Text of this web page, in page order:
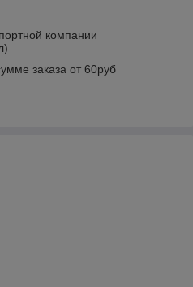
компании
заказа от 60руб